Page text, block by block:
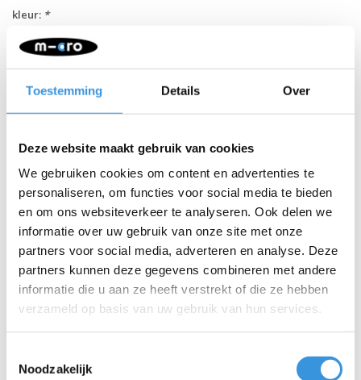
Toestemming Details Over
Deze website maakt gebruik van cookies
We gebruiken cookies om content en advertenties te
personaliseren, om functies voor social media te bieden
en om ons websiteverkeer te analyseren. Ook delen we
informatie over uw gebruik van onze site met onze
partners voor social media, adverteren en analyse. Deze
partners kunnen deze gegevens combineren met andere
informatie die u aan ze heeft verstrekt of die ze hebben
verzameld op basis van uw gebruik van hun services.
Noodzakelijk
kleur: *
lichtblauw
- +
Beschrijving
Met dit inklapbaar stuur kun je je Maxi overal kwijt. Heel erg
handig voor als je step op school wil laten. Zo staat hij niet in de
weg. Het inklapmechanisme is heel makkelijk door kinderen zelf
te bedienen.